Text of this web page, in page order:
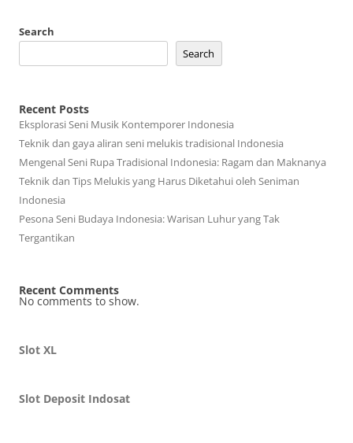
Search
Search
Recent Posts
Eksplorasi Seni Musik Kontemporer Indonesia
Teknik dan gaya aliran seni melukis tradisional Indonesia
Mengenal Seni Rupa Tradisional Indonesia: Ragam dan Maknanya
Teknik dan Tips Melukis yang Harus Diketahui oleh Seniman
Indonesia
Pesona Seni Budaya Indonesia: Warisan Luhur yang Tak
Tergantikan
Recent Comments
No comments to show.
Slot XL
Slot Deposit Indosat